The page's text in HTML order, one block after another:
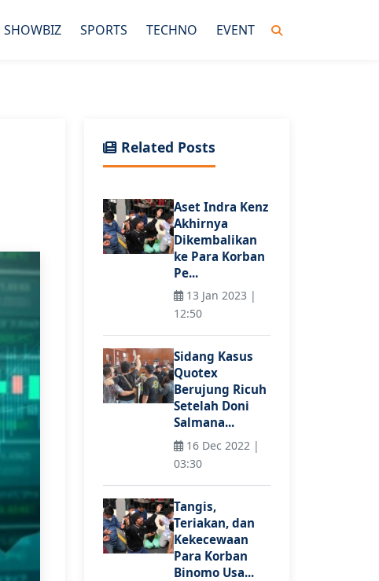
SHOWBIZ SPORTS TECHNO EVENT
Related Posts
Aset Indra Kenz
Akhirnya
Dikembalikan
ke Para Korban
Pe...
13 Jan 2023 |
12:50
Sidang Kasus
Quotex
Berujung Ricuh
Setelah Doni
Salmana...
16 Dec 2022 |
03:30
Tangis,
Teriakan, dan
Kekecewaan
Para Korban
Binomo Usa...